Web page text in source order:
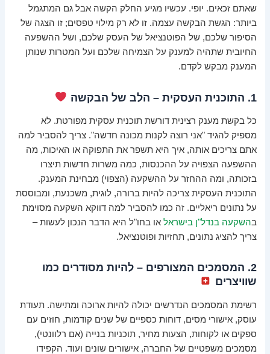
שאתם זכאים. יופי. עכשיו מגיע החלק הקשה אבל גם המתגמל
ביותר: הגשת הבקשה עצמה. זו לא רק מילוי טפסים; זו הצגה של
הסיפור שלכם, של הפוטנציאל של העסק שלכם, ושל ההשפעה
החיובית שתהיה למענק על הצמיחה שלכם ועל המטרות שנותן
המענק מבקש לקדם.
1. התוכנית העסקית – הלב של הבקשה
כל בקשת מענק רצינית דורשת תוכנית עסקית מפורטת. לא
מספיק להגיד "אני רוצה לקנות מכונה חדשה". צריך להסביר למה
אתם צריכים אותה, איך היא תשפר את התפוקה או האיכות, מה
ההשפעה הצפויה על ההכנסות, כמה משרות חדשות תיצרו
בזכותה, ומה ההחזר על ההשקעה (הצפוי) מבחינת המענק.
התוכנית העסקית צריכה להיות ברורה, לוגית, משכנעת, ומבוססת
על נתונים ריאליים. זה כמו להסביר למה דווקא השקעה מסוימת
בהשקעה בנדל"ן בישראל או בחו"ל היא הדבר הנכון לעשות –
צריך להציג נתונים, תחזיות ופוטנציאל.
2. המסמכים המצורפים – להיות מסודרים כמו
שוויצרים
רשימת המסמכים הנדרשים יכולה להיות ארוכה ומתישה. תעודת
עוסק, אישורי מסים, דוחות כספיים של שנים קודמות, חוזים עם
ספקים או לקוחות, הצעות מחיר, תוכניות בנייה (אם רלוונטי),
מסמכים משפטיים של החברה, אישורים שונים ועוד. הקפידו